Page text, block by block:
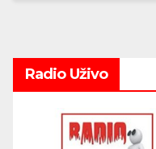
Radio Uživo